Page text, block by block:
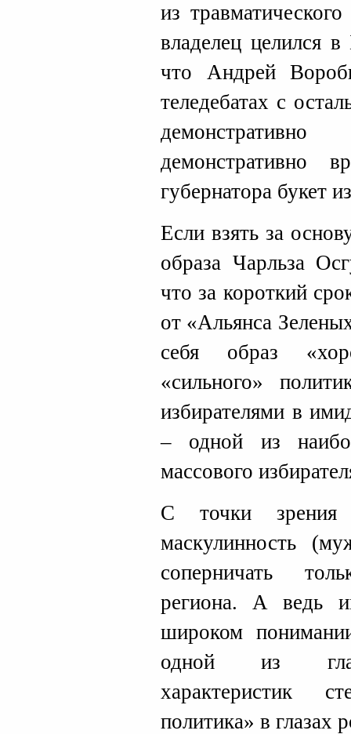
из
владелец целился
что Андрей
теледебатах с
демонстративно
губернатора букет
Если взять за
образа Чарльза
что за короткий
от «Альянса
себя образ
«сильного»
избирателями в
– одной из
массового
С точки зрения
маскулинность
соперничать
региона. А ведь
широком
одной из
характеристик
политика» в глазах